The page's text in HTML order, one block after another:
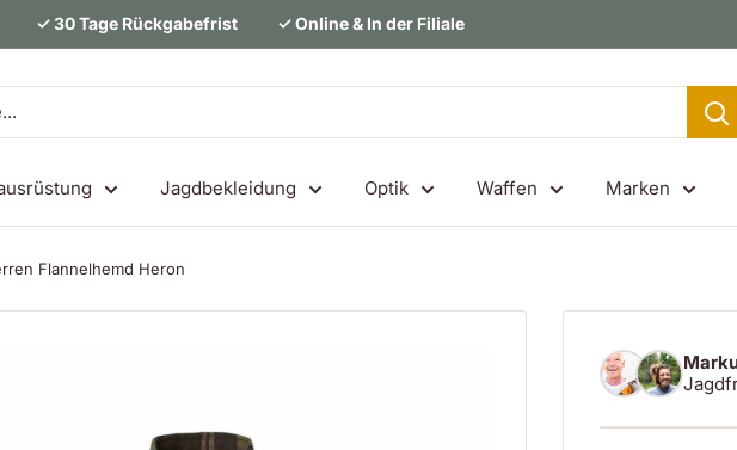
✓ 30 Tage Rückgabefrist ✓ Online & In der Filiale
Jagdbekleidung Optik Waffen Marken
Flannelhemd Heron